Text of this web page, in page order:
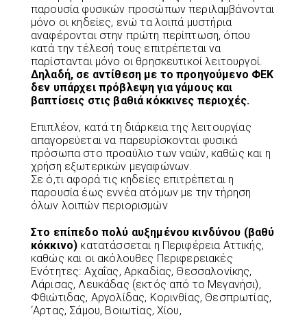
παρουσία φυσικών προσώπων περιλαμβάνονται
μόνο οι κηδείες, ενώ τα λοιπά μυστήρια
αναφέρονται στην πρώτη περίπτωση, όπου
κατά την τέλεσή τους επιτρέπεται να
παρίστανται μόνο οι θρησκευτικοί λειτουργοί.
Δηλαδή, σε αντίθεση με το προηγούμενο ΦΕΚ
δεν υπάρχει πρόβλεψη για γάμους και
βαπτίσεις στις βαθιά κόκκινες περιοχές.
Επιπλέον, κατά τη διάρκεια της λειτουργίας
απαγορεύεται να παρευρίσκονται φυσικά
πρόσωπα στο προαύλιο των ναών, καθώς και η
χρήση εξωτερικών μεγαφώνων.
Σε ό,τι αφορά τις κηδείες επιτρέπεται η
παρουσία έως εννέα ατόμων με την τήρηση
όλων λοιπών περιορισμών
Στο επίπεδο πολύ αυξημένου κινδύνου (βαθύ
κόκκινο) κατατάσσεται η Περιφέρεια Αττικής,
καθώς και οι ακόλουθες Περιφερειακές
Ενότητες: Αχαΐας, Αρκαδίας, Θεσσαλονίκης,
Λάρισας, Λευκάδας (εκτός από το Μεγανήσι),
Φθιώτιδας, Αργολίδας, Κορινθίας, Θεσπρωτίας,
‘Αρτας, Σάμου, Βοιωτίας, Χίου,